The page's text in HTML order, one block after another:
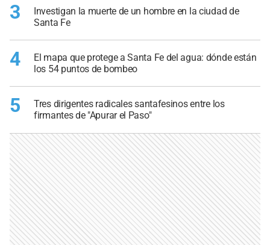
3
Investigan la muerte de un hombre en la ciudad de
Santa Fe
4
El mapa que protege a Santa Fe del agua: dónde están
los 54 puntos de bombeo
5
Tres dirigentes radicales santafesinos entre los
firmantes de "Apurar el Paso"